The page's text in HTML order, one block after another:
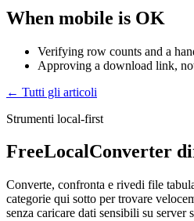
When mobile is OK
Verifying row counts and a
Approving a download link,
← Tutti gli articoli
Strumenti local-first
FreeLocalConverter
Converte, confronta e rivedi file
categorie qui sotto per trovare
senza caricare dati sensibili su server